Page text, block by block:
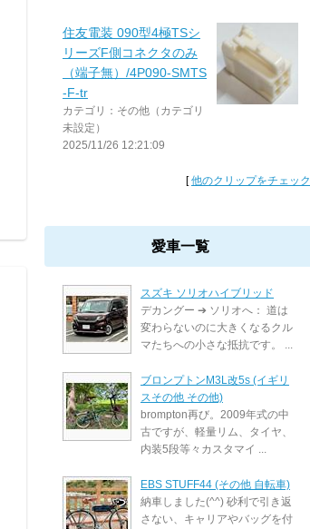
住友電装 090型4極TSシ
リーズF側コネクタのみ
（端子無）/4P090-SMTS
-F-tr
カテゴリ：その他（カテゴリ
未設定）
2025/11/26 12:21:09
[他のクリップをチェック
愛車一覧
スズキ ソリオハイブリッド
デカングー ➔ ソリオへ： 道は
変わらないのに大きくなるクル
マたちへの小さな抵抗です。 ...
ブロンプトンM3L改5s (イギリ
スその他 その他)
brompton再び。2009年式の中
古ですが、軽量リム、タイヤ、
内装5段等々カスタマイ ...
EBS STUFF44 (その他 自転車)
納車しました(^^) 砂利で引き返
さない、キャリアやバッグを付